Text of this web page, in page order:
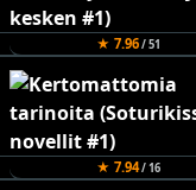
★ 7.96/ 51
★ 7.94/ 16